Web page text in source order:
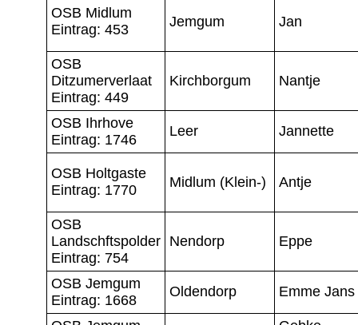
OSB Midlum
Eintrag: 453
Jemgum Jan
OSB
Ditzumerverlaat
Eintrag: 449
Kirchborgum Nantje
OSB Ihrhove
Eintrag: 1746
Leer Jannette
OSB Holtgaste
Eintrag: 1770
Midlum (Klein-) Antje
OSB
Landschftspolder
Eintrag: 754
Nendorp Eppe
OSB Jemgum
Eintrag: 1668
Oldendorp Emme Jans